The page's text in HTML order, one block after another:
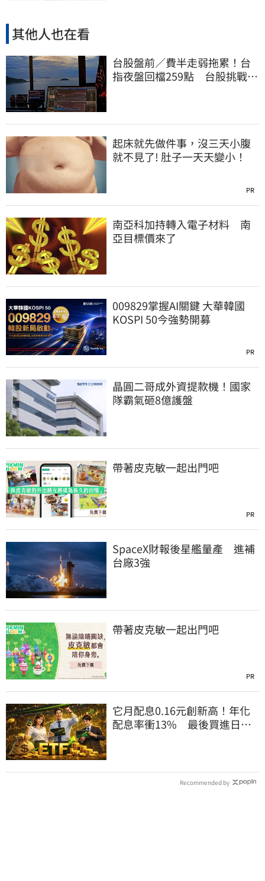
其他人也在看
台股盤前／費半走弱拖累！台
指夜盤回檔259點 台股挑戰反
起床就先做件事，沒三天小腹
就不見了! 肚子一天天變小！
PR
南亞科加持轉入電子材料 南
亞目標價來了
009829掌握AI關鍵 大華韓國
KOSPI 50今強勢開募
PR
晶圓二哥成外資提款機！國家
隊霸氣砸8億護盤
帶著皮克敏一起出門吧
PR
SpaceX財報後星艦量產 進補
台廠3強
帶著皮克敏一起出門吧
PR
它月配息0.16元創新高！年化
配息率衝13% 最後買進日曝
Recommended by